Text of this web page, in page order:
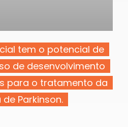
tem o potencial de
de desenvolvimento
para o tratamento da
Parkinson.